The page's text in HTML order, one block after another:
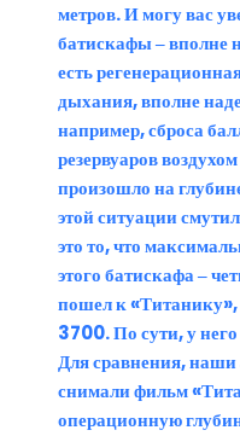
метров. И могу вас
батискафы ‒ вполне
есть
дыхания, вполне
например, сброса
резервуаров
произошло на
этой ситуации
это то, что
этого батискафа ‒
пошел к
3700. По сути, у
Для сравнения,
снимали фильм
операционную